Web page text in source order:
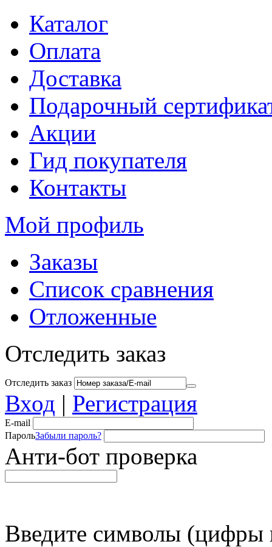
Каталог
Оплата
Доставка
Подарочный
Акции
Гид покупателя
Контакты
Мой профиль
Заказы
Список сравнения
Отложенные
Отследить заказ
Отследить заказ
Вход | Регистрация
E-mail
ПарольЗабыли пароль?
Анти-бот проверка
Введите символы (цифры